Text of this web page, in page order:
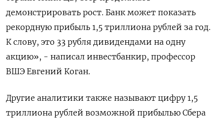
демонстрировать рост. Банк может показать
рекордную прибыль 1,5 триллиона рублей за год.
К слову, это 33 рубля дивидендами на одну
акцию», - написал инвестбанкир, профессор
ВШЭ Евгений Коган.
Другие аналитики также называют цифру 1,5
триллиона рублей возможной прибылью Сбера